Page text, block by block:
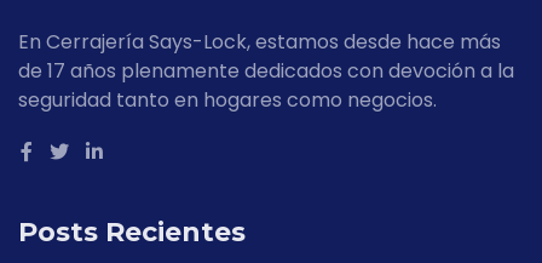
En Cerrajería Says-Lock, estamos desde hace más
de 17 años plenamente dedicados con devoción a la
seguridad tanto en hogares como negocios.
Posts Recientes